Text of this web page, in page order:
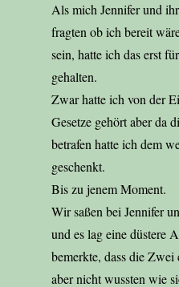
Als mich Jennifer und
fragten ob ich bereit
sein, hatte ich das erst
gehalten.
Zwar hatte ich von der
Gesetze gehört aber da
betrafen hatte ich dem
geschenkt.
Bis zu jenem Moment.
Wir saßen bei Jennifer
und es lag eine düstere
bemerkte, dass die
aber nicht wussten wie